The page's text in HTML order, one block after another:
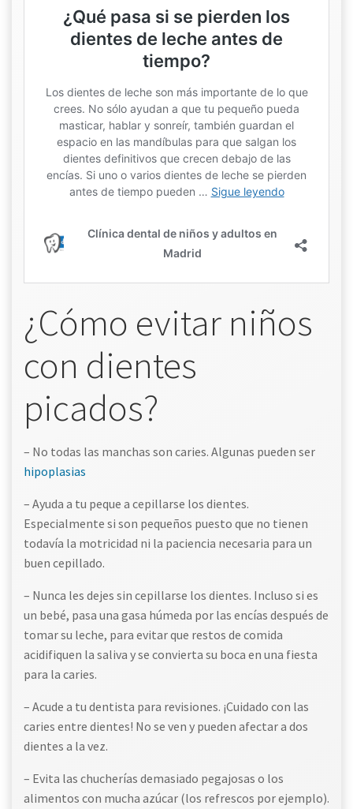
¿Cómo evitar niños
con dientes
picados?
– No todas las manchas son caries. Algunas pueden ser
hipoplasias
– Ayuda a tu peque a cepillarse los dientes.
Especialmente si son pequeños puesto que no tienen
todavía la motricidad ni la paciencia necesaria para un
buen cepillado.
– Nunca les dejes sin cepillarse los dientes. Incluso si es
un bebé, pasa una gasa húmeda por las encías después de
tomar su leche, para evitar que restos de comida
acidifiquen la saliva y se convierta su boca en una fiesta
para la caries.
– Acude a tu dentista para revisiones. ¡Cuidado con las
caries entre dientes! No se ven y pueden afectar a dos
dientes a la vez.
– Evita las chucherías demasiado pegajosas o los
alimentos con mucha azúcar (los refrescos por ejemplo).